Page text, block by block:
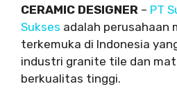
CERAMIC DESIGNER – PT
Sukses adalah perusahaan
terkemuka di Indonesia
industri granite tile dan
berkualitas tinggi.